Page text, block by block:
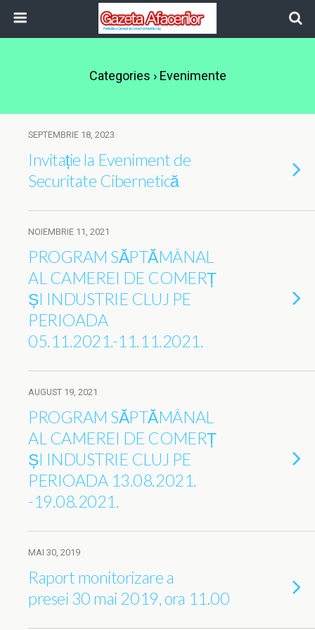
Categories ›Evenimente
SEPTEMBRIE 18, 2023
Invitație la Eveniment de
Securitate Cibernetică
NOIEMBRIE 11, 2021
PROGRAM SĂPTĂMÂNAL
AL CAMEREI DE COMERȚ
ȘI INDUSTRIE CLUJ PE
PERIOADA
05.11.2021.-11.11.2021.
AUGUST 19, 2021
PROGRAM SĂPTĂMÂNAL
AL CAMEREI DE COMERȚ
ȘI INDUSTRIE CLUJ PE
PERIOADA 13.08.2021.
-19.08.2021.
MAI 30, 2019
Raport monitorizare a
presei 30 mai 2019, ora 11.00